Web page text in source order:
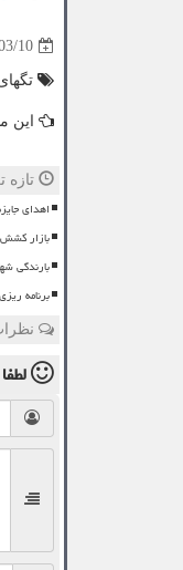
10
این
اهدای
بازار کشش خودرو
بارندگی
برنامه ریزی برای